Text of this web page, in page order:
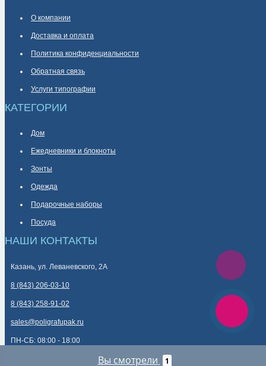
О компании
Доставка и оплата
Политика конфиденциальности
Обратная связь
Услуги типографии
КАТЕГОРИИ
Дом
Ежедневники и блокноты
Зонты
Одежда
Подарочные наборы
Посуда
НАШИ КОНТАКТЫ
Казань, ул. Леваневского, 2А
8 (843) 206-03-10
8 (843) 258-91-02
sales@poligrafupak.ru
ПН-СБ: 08:00 - 18:00
Вы смотрели 1